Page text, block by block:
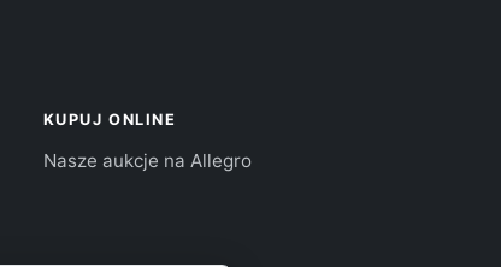
KUPUJ ONLINE
Nasze aukcje na Allegro